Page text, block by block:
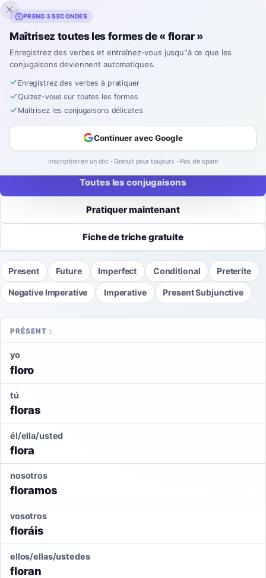
Inklingo
Accueil›Espagnol› Conjugaisons de verbes florar
CONJUGAISON DES VERBES ESPAGNOLS
florar
Conjugaison
9 temps 52 formes
Toutes les conjugaisons
Pratiquer maintenant
Fiche de triche gratuite
Present Future Imperfect Conditional Preterite
Negative Imperative Imperative Present Subjunctive
PRÉSENT :
yo
floro
tú
floras
él/ella/usted
flora
nosotros
floramos
vosotros
floráis
ellos/ellas/ustedes
floran
PREND 3 SECONDES
Maîtrisez toutes les formes de « florar »
Enregistrez des verbes et entraînez-vous jusqu''à ce que les
conjugaisons deviennent automatiques.
Enregistrez des verbes à pratiquer
Quizez-vous sur toutes les formes
Maîtrisez les conjugaisons délicates
Continuer avec Google
Inscription en un clic · Gratuit pour toujours · Pas de spam